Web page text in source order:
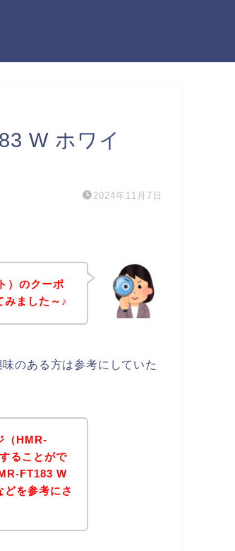
W ホワイ
2024年11月7日
）のクーポ
みました～♪
のある方は参考にしていた
（HMR-
ることがで
FT183 W
を参考にさ